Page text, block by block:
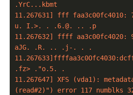
.YrC...kbmt
11.267631] fff faa3c00fc4010:
u. I.>. . .6.@. .. .p
11.267632] ffff aa3c00fc4020: 9f
aJG. .R. .. .j-. . .
.fz> ."o.5. .
11.267647] XFS (vda1):
(read#2)") error 117 numblks